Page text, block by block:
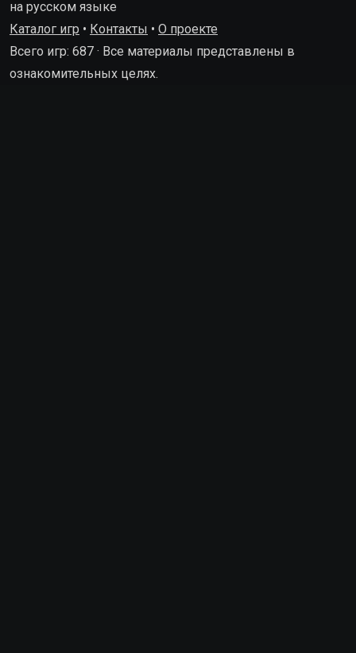
на русском языке
Каталог игр • Контакты • О проекте
Всего игр: 687 · Все материалы представлены в
ознакомительных целях.